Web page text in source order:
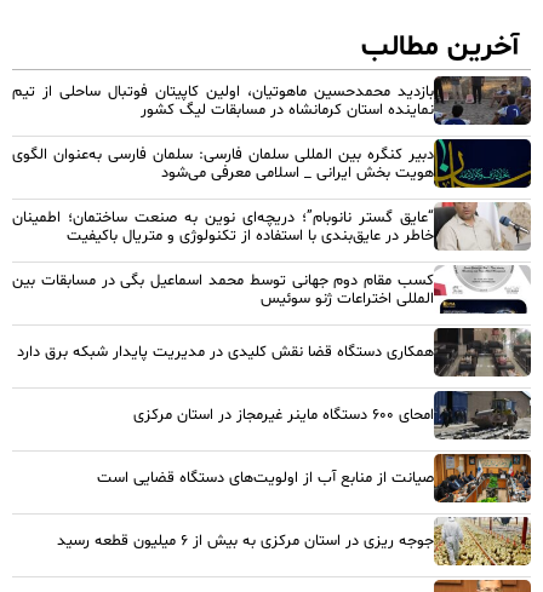
آخرین مطالب
بازدید محمدحسین ماهوتیان، اولین کاپیتان فوتبال ساحلی از تیم
نماینده استان کرمانشاه در مسابقات لیگ کشور
دبیر کنگره بین المللی سلمان فارسی: سلمان فارسی به‌عنوان الگوی
هویت بخش ایرانی _ اسلامی معرفی می‌شود
“عایق گستر نانوبام”؛ دریچه‌ای نوین به صنعت ساختمان؛ اطمینان
خاطر در عایق‌بندی با استفاده از تکنولوژی و متریال باکیفیت
کسب مقام دوم جهانی توسط محمد اسماعیل بگی در مسابقات بین
المللی اختراعات ژنو سوئیس
همکاری دستگاه قضا نقش کلیدی در مدیریت پایدار شبکه برق دارد
امحای ۶۰۰ دستگاه ماینر غیرمجاز در استان مرکزی
صیانت از منابع آب از اولویت‌های دستگاه قضایی است
جوجه ریزی در استان مرکزی به بیش از ۶ میلیون قطعه رسید